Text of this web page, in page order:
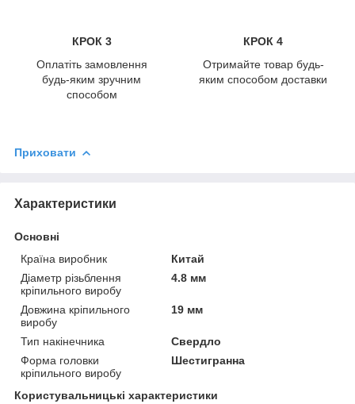
КРОК 3
КРОК 4
Оплатіть замовлення
будь-яким зручним
способом
Отримайте товар будь-
яким способом доставки
Приховати
Характеристики
Основні
Країна виробник
Китай
Діаметр різьблення
кріпильного виробу
4.8 мм
Довжина кріпильного
виробу
19 мм
Тип накінечника
Свердло
Форма головки
кріпильного виробу
Шестигранна
Користувальницькі характеристики